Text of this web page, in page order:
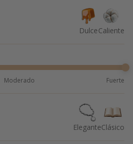
DulceCaliente
Moderado Fuerte
EleganteClásico